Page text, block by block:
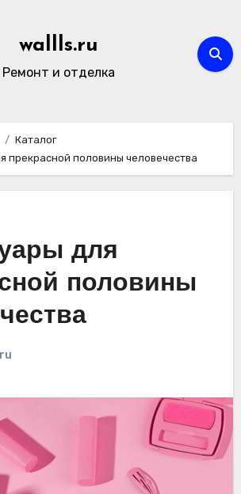
wallls.ru
Ремонт и отделка
Каталог
прекрасной половины человечества
для
половины